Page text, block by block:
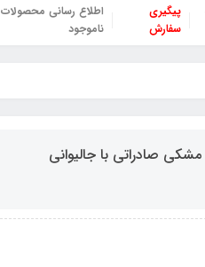
پیگیری
سفارش
اطلاع رسانی محصولات
ناموجود
صادراتی با جالیوانی